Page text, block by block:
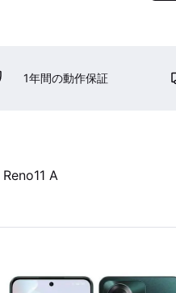
1年間の動作保証
A